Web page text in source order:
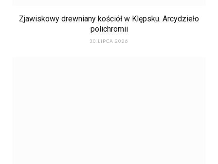
Zjawiskowy drewniany kościół w Klępsku. Arcydzieło
polichromii
30 LIPCA 2026